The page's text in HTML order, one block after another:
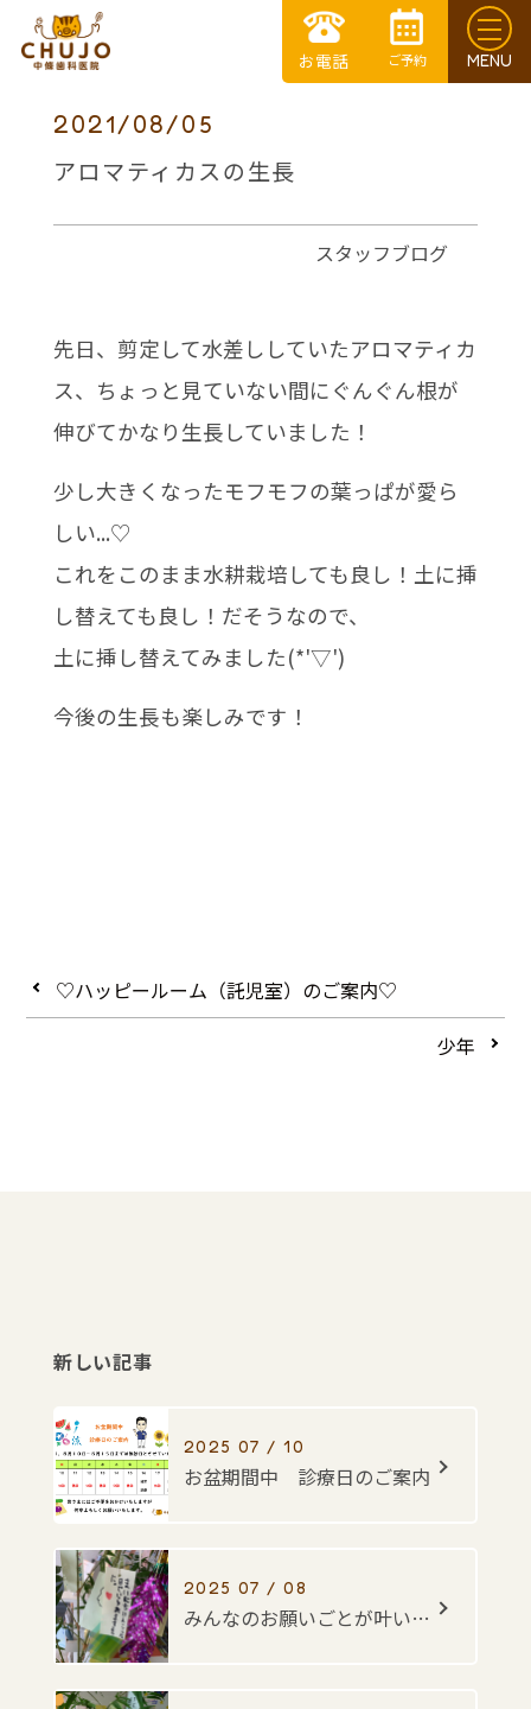
2021/08/05
アロマティカスの生長
スタッフブログ
先日、剪定して水差ししていたアロマティカ
ス、ちょっと見ていない間にぐんぐん根が
伸びてかなり生長していました！
少し大きくなったモフモフの葉っぱが愛ら
しい...♡
これをこのまま水耕栽培しても良し！土に挿
し替えても良し！だそうなので、
土に挿し替えてみました(*'▽')
今後の生長も楽しみです！
♡ハッピールーム（託児室）のご案内♡
少年
新しい記事
2025 07 / 10
お盆期間中 診療日のご案内
2025 07 / 08
みんなのお願いごとが叶いますように・・・☆彡